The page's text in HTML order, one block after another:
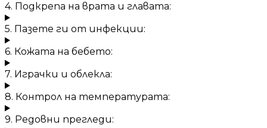
4. Подкрепа на врата и главата:
5. Пазете ги от инфекции:
6. Кожата на бебето:
7. Играчки и облекла:
8. Контрол на температурата:
9. Редовни прегледи: